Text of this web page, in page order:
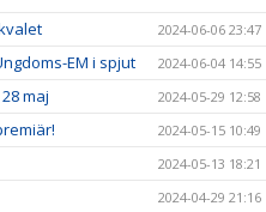
2024-06-06 23:47
EM i spjut 2024-06-04 14:55
maj 2024-05-29 12:58
2024-05-15 10:49
2024-05-13 18:21
2024-04-29 21:16